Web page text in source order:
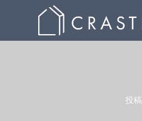
投稿